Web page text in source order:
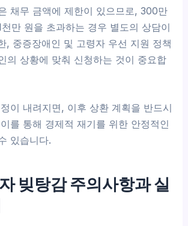
채무 금액에 제한이 있으므로, 300만
만 원을 초과하는 경우 별도의 상담이
, 중증장애인 및 고령자 우선 지원 정책
의 상황에 맞춰 신청하는 것이 중요합
이 내려지면, 이후 상환 계획을 반드시
를 통해 경제적 재기를 위한 안정적인
있습니다.
빚탕감 주의사항과 실